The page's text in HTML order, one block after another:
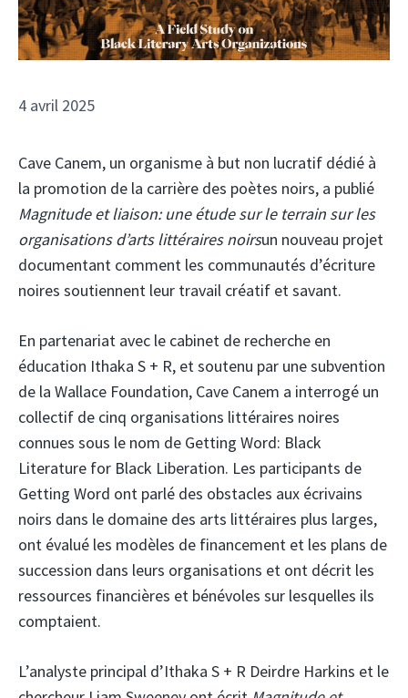
4 avril 2025
Cave Canem, un organisme à but non lucratif dédié à
la promotion de la carrière des poètes noirs, a publié
Magnitude et liaison: une étude sur le terrain sur les
organisations d’arts littéraires noirsun nouveau projet
documentant comment les communautés d’écriture
noires soutiennent leur travail créatif et savant.
En partenariat avec le cabinet de recherche en
éducation Ithaka S + R, et soutenu par une subvention
de la Wallace Foundation, Cave Canem a interrogé un
collectif de cinq organisations littéraires noires
connues sous le nom de Getting Word: Black
Literature for Black Liberation. Les participants de
Getting Word ont parlé des obstacles aux écrivains
noirs dans le domaine des arts littéraires plus larges,
ont évalué les modèles de financement et les plans de
succession dans leurs organisations et ont décrit les
ressources financières et bénévoles sur lesquelles ils
comptaient.
L’analyste principal d’Ithaka S + R Deirdre Harkins et le